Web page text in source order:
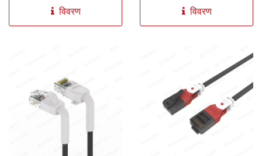
विवरण विवरण